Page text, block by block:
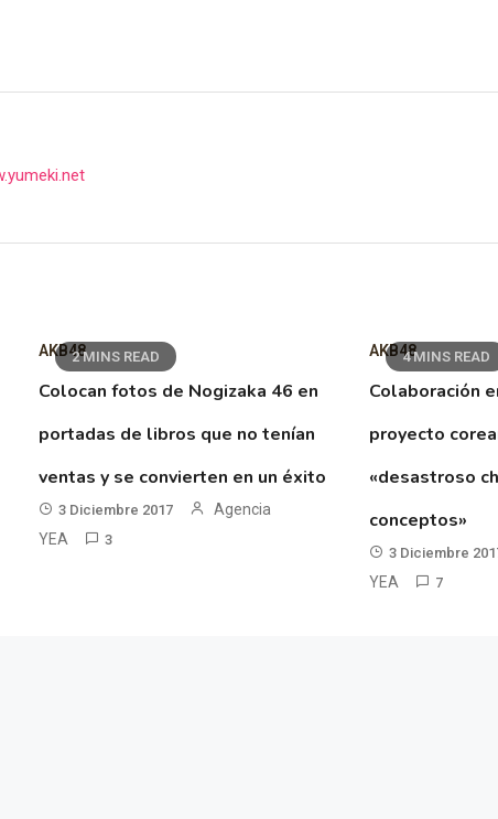
2 MINS READ
AKB48
Colocan fotos de Nogizaka 46 en
portadas de libros que no tenían
ventas y se convierten en un éxito
3 Diciembre 2017
Agencia
YEA
3
4 MINS READ
AKB48
Colaboración
proyecto
«desastroso
conceptos»
3 Diciembre
YEA
7